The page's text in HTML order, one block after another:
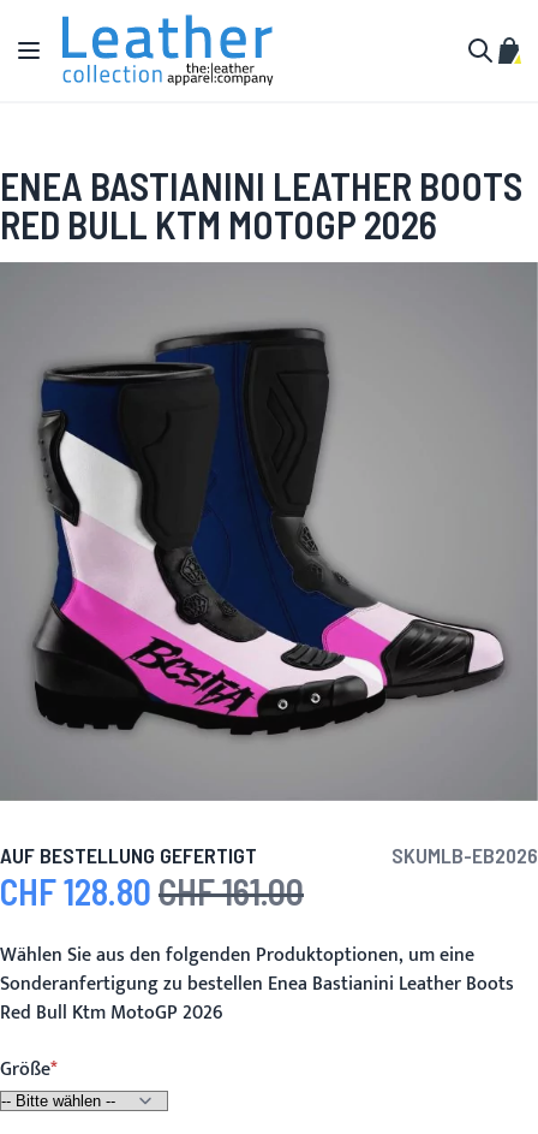
Zum Inhalt springen
Navigation umschalten
ENEA BASTIANINI LEATHER BOOTS
RED BULL KTM MOTOGP 2026
AUF BESTELLUNG GEFERTIGT SKUMLB-EB2026
Sonderpreis
CHF 128.80 Regulärer Preis
CHF 161.00
Wählen Sie aus den folgenden Produktoptionen, um eine
Sonderanfertigung zu bestellen Enea Bastianini Leather Boots
Red Bull Ktm MotoGP 2026
Größe